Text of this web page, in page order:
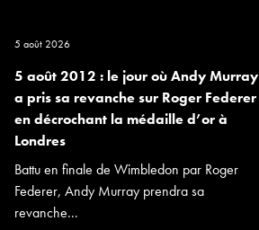
5 août 2026
5 août 2012 : le jour où Andy Murray
a pris sa revanche sur Roger Federer
en décrochant la médaille d’or à
Londres
Battu en finale de Wimbledon par Roger
Federer, Andy Murray prendra sa
revanche...